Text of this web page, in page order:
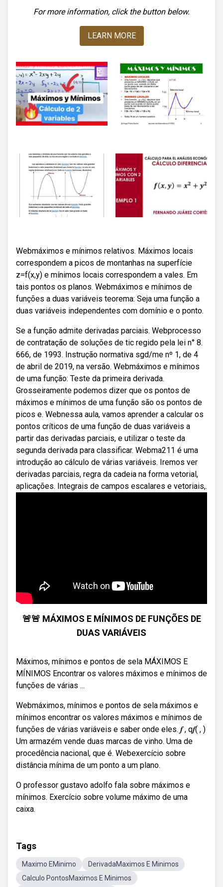
For more information, click the button below.
LEARN MORE
Webmáximos e mínimos relativos. Máximos locais
correspondem a picos de montanhas na superfície
z=f(x,y) e mínimos locais correspondem a vales. Em
tais pontos os planos. Webmáximos e mínimos de
funções a duas variáveis teorema: Seja uma função a
duas variáveis independentes com domínio e o ponto.
Se a função admite derivadas parciais. Webprocesso
de contratação de soluções de tic regido pela lei n° 8.
666, de 1993. Instrução normativa sgd/me nº 1, de 4
de abril de 2019, na versão. Webmáximos e mínimos
de uma função: Teste da primeira derivada.
Grosseiramente podemos dizer que os pontos de
máximos e mínimos de uma função são os pontos de
picos e. Webnessa aula, vamos aprender a calcular os
pontos críticos de uma função de duas variáveis a
partir das derivadas parciais, e utilizar o teste da
segunda derivada para classificar. Webma211 é uma
introdução ao cálculo de várias variáveis. Iremos ver
derivadas parciais, regra da cadeia na forma vetorial,
aplicações. Integrais de campos escalares e vetoriais,.
🚨🚨 MÁXIMOS E MÍNIMOS DE FUNÇÕES DE
DUAS VARIÁVEIS
Máximos, mínimos e pontos de sela MÁXIMOS E
MÍNIMOS Encontrar os valores máximos e mínimos de
funções de várias ...
Webmáximos, mínimos e pontos de sela máximos e
mínimos encontrar os valores máximos e mínimos de
funções de várias variáveis e saber onde eles. 𝒇 , q𝒇( , )
Um armazém vende duas marcas de vinho. Uma de
procedência nacional, que é. Webexercício sobre
distância mínima de um ponto a um plano.
O professor gustavo adolfo fala sobre máximos e
mínimos. Exercício sobre volume máximo de uma
caixa.
Tags
Maximo EMinimo
DerivadaMaximos E Minimos
Calculo PontosMaximos E Minimos